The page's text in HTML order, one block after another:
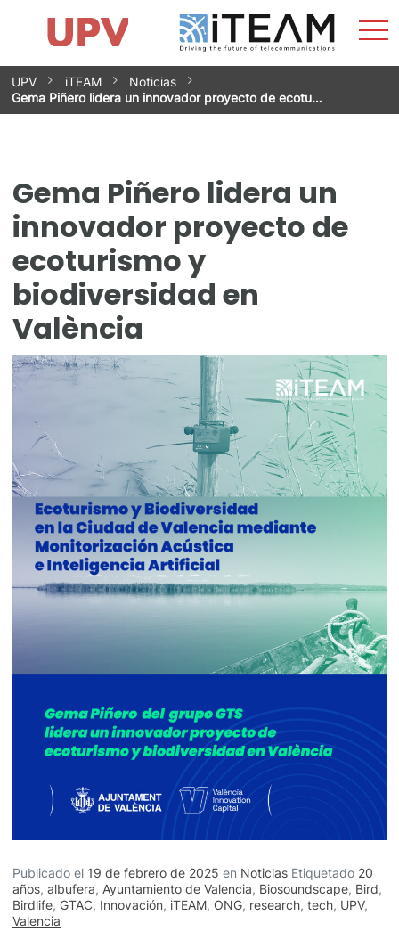
Saltar
contenido
Impacto
Grupos de investigación
Instalaciones
Spin-offs
Contacto
Prácticas
Noticias
Unidad de Igualdad
UPV iTEAM
Noticias
Gema Piñero lidera un innovador proyecto de ecotu…
Gema Piñero lidera un
innovador proyecto de
ecoturismo y
biodiversidad en
València
Publicado el 19 de febrero de 2025 en Noticias Etiquetado 20
años, albufera, Ayuntamiento de Valencia, Biosoundscape, Bird,
Birdlife, GTAC, Innovación, iTEAM, ONG, research, tech, UPV,
Valencia